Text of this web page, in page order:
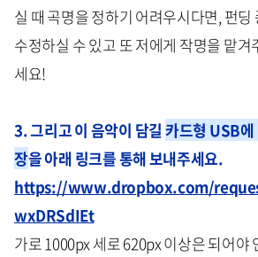
실 때 곡명을 정하기 어려우시다면, 펀딩
수정하실 수 있고 또 저에게 작명을 맡겨
세요!
3. 그리고 이 음악이 담길카드형 USB에
장을 아래 링크를 통해 보내주세요.
https://www.dropbox.com/
wxDRSdIEt
가로 1000px 세로 620px 이상은 되어야